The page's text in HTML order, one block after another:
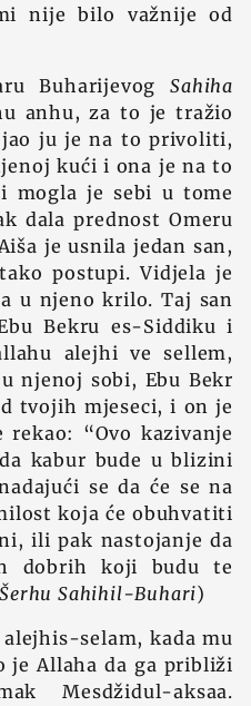
nije bilo važnije od
BuharijevogSahiha
anhu, za to je tražio
ju je na to privoliti,
kući i ona je na to
mogla je sebi u tome
dala prednost Omeru
je usnila jedan san,
postupi. Vidjela je
u njeno krilo. Taj san
Bekru es-Siddiku i
alejhi ve sellem,
njenoj sobi, Ebu Bekr
tvojih mjeseci, i on je
“Ovo kazivanje
kabur bude u blizini
se da će se na
koja će obuhvatiti
ili pak nastojanje da
dobrih koji budu te
Šerhu Sahihil-Buhari)
selam, kada mu
je Allaha da ga približi
Mesdžidul-aksaa.